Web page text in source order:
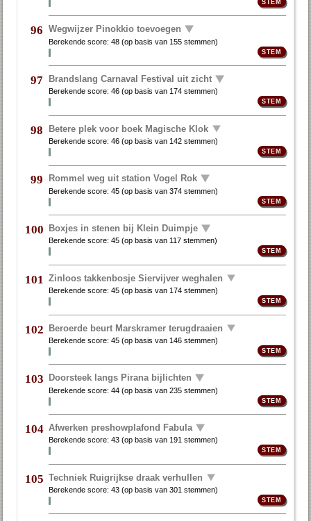
96 Wegwijzer Pinokkio toevoegen
Berekende score:48 (op basis van 155 stemmen)
97 Brandslang Carnaval Festival uit zicht
Berekende score:46 (op basis van 174 stemmen)
98 Betere plek voor boek Magische Klok
Berekende score:46 (op basis van 142 stemmen)
99 Rommel weg uit station Vogel Rok
Berekende score:45 (op basis van374 stemmen)
100 Boxjes in stenen bij Klein Duimpje
Berekende score:45 (op basis van117 stemmen)
101 Zinloos takkenbosje Siervijver weghalen
Berekende score:45 (op basis van 174 stemmen)
102 Beroerde beurt Marskramer terugdraaien
Berekende score:45 (op basis van 146 stemmen)
103 Doorsteek langs Pirana bijlichten
Berekende score:44 (op basis van235 stemmen)
104 Afwerken preshowplafond Fabula
Berekende score:43 (op basis van 191 stemmen)
105 Techniek Ruigrijkse draak verhullen
Berekende score:43 (op basis van301 stemmen)